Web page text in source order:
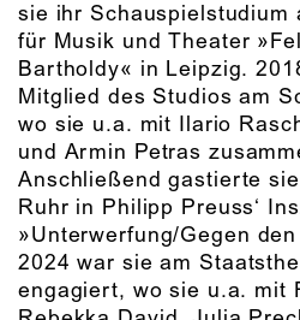
sie ihr Schauspielstudium
für Musik und Theater
Bartholdy« in Leipzig.
Mitglied des Studios am
wo sie u.a. mit Ilario
und Armin Petras
Anschließend gastierte
Ruhr in Philipp Preuss‘
»Unterwerfung/Gegen
2024 war sie am
engagiert, wo sie u.a. mit